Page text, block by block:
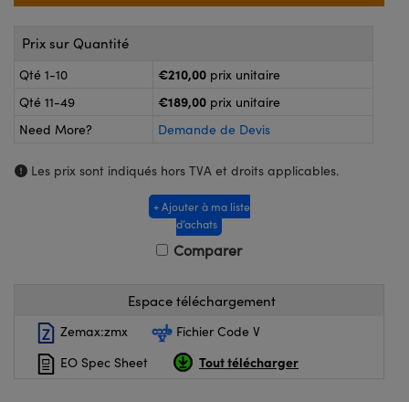
ou Coupleurs
de Poche ou à Mesure Directe
: Microscopie
Optiques Lightpath
Labs™
Optiques de SCHOTT
Prix sur Quantité
Qté 1-10 €210,00 prix unitaire
Qté 11-49
€189,00 prix unitaire
Need More?
Demande de Devis
Les prix sont indiqués hors TVA et droits applicables.
+ Ajouter à ma liste
d’achats
Comparer
Espace téléchargement
Zemax:zmx
Fichier Code V
EO Spec Sheet
Tout télécharger